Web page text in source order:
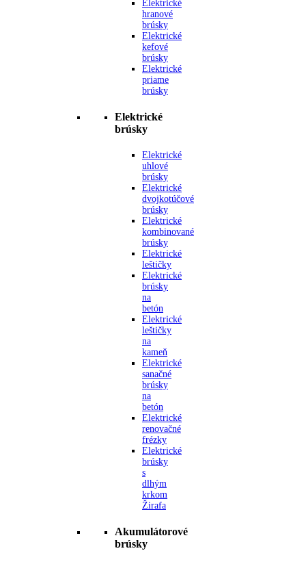
Elektrické
hranové
brúsky
Elektrické
kefové
brúsky
Elektrické
priame
brúsky
Elektrické
brúsky
Elektrické
uhlové
brúsky
Elektrické
dvojkotúčové
brúsky
Elektrické
kombinované
brúsky
Elektrické
leštičky
Elektrické
brúsky
na
betón
Elektrické
leštičky
na
kameň
Elektrické
sanačné
brúsky
na
betón
Elektrické
renovačné
frézky
Elektrické
brúsky
s
dlhým
krkom
Žirafa
Akumulátorové
brúsky